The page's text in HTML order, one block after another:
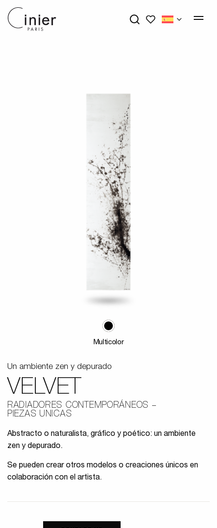
My wishlists
Multicolor
Un ambiente zen y depurado
VELVET
RADIADORES CONTEMPORÁNEOS
PIEZAS UNICAS
Abstracto o naturalista, gráfico y poético: un ambiente
zen y depurado.
Se pueden crear otros modelos o creaciones únicos en
colaboración con el artista.